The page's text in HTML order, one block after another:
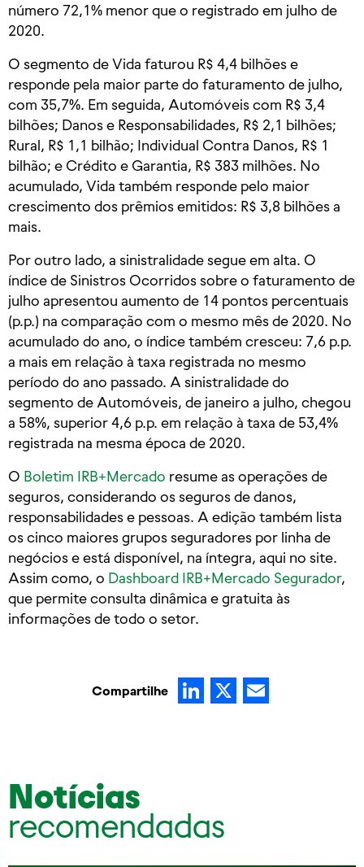
número 72,1% menor que o registrado em julho de
2020.
O segmento de Vida faturou R$ 4,4 bilhões e
responde pela maior parte do faturamento de julho,
com 35,7%. Em seguida, Automóveis com R$ 3,4
bilhões; Danos e Responsabilidades, R$ 2,1 bilhões;
Rural, R$ 1,1 bilhão; Individual Contra Danos, R$ 1
bilhão; e Crédito e Garantia, R$ 383 milhões. No
acumulado, Vida também responde pelo maior
crescimento dos prêmios emitidos: R$ 3,8 bilhões a
mais.
Por outro lado, a sinistralidade segue em alta. O
índice de Sinistros Ocorridos sobre o faturamento de
julho apresentou aumento de 14 pontos percentuais
(p.p.) na comparação com o mesmo mês de 2020. No
acumulado do ano, o índice também cresceu: 7,6 p.p.
a mais em relação à taxa registrada no mesmo
período do ano passado. A sinistralidade do
segmento de Automóveis, de janeiro a julho, chegou
a 58%, superior 4,6 p.p. em relação à taxa de 53,4%
registrada na mesma época de 2020.
O Boletim IRB+Mercado resume as operações de
seguros, considerando os seguros de danos,
responsabilidades e pessoas. A edição também lista
os cinco maiores grupos seguradores por linha de
negócios e está disponível, na íntegra, aqui no site.
Assim como, o Dashboard IRB+Mercado Segurador,
que permite consulta dinâmica e gratuita às
informações de todo o setor.
Compartilhe LinkedIn
X
Notícias
recomendadas